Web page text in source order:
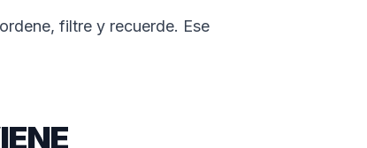
filtre y recuerde. Ese